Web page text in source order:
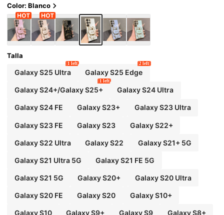
Note 7/8/9/10/11/12/13/14/15, A5/A3/A2/A1/9/10/1
2/13C/14C/15C, Honor Magic 5/6/7 Lite, Reno
Color: Blanco
Talla
Galaxy S25 Ultra
1 left
Galaxy S25 Edge
2 left
Galaxy S24+/Galaxy S25+
1 left
Galaxy S24 Ultra
Galaxy S24 FE Galaxy S23+ Galaxy S23 Ultra
Galaxy S23 FE Galaxy S23 Galaxy S22+
Galaxy S22 Ultra Galaxy S22 Galaxy S21+ 5G
Galaxy S21 Ultra 5G Galaxy S21 FE 5G
Galaxy S21 5G Galaxy S20+ Galaxy S20 Ultra
Galaxy S20 FE Galaxy S20 Galaxy S10+
Galaxy S10 Galaxy S9+ Galaxy S9 Galaxy S8+